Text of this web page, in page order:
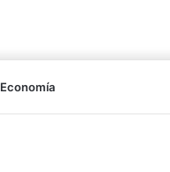
Economía